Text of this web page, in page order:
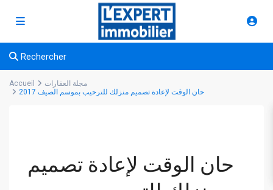
Rechercher
Accueil
مجلة العقارات
حان الوقت لإعادة تصميم منزلك للترحيب بموسم الصيف 2017
حان الوقت لإعادة تصميم